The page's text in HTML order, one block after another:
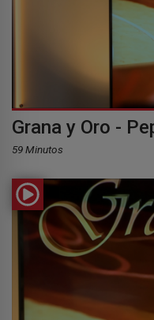
Grana y Oro -
59 Minutos